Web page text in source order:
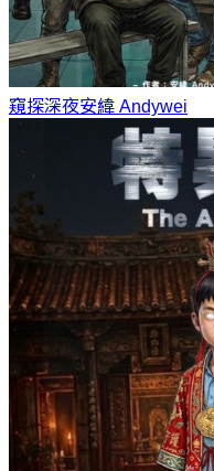
窺探深夜安緯 Andywei